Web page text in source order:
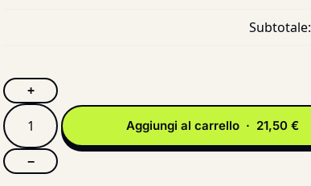
Subtotale:
+
−
Aggiungi al carrello · 21,50 €